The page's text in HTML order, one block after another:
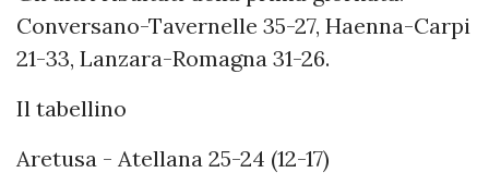
Conversano-Tavernelle 35-27, Haenna-Carpi
21-33, Lanzara-Romagna 31-26.
Il tabellino
Aretusa - Atellana 25-24 (12-17)